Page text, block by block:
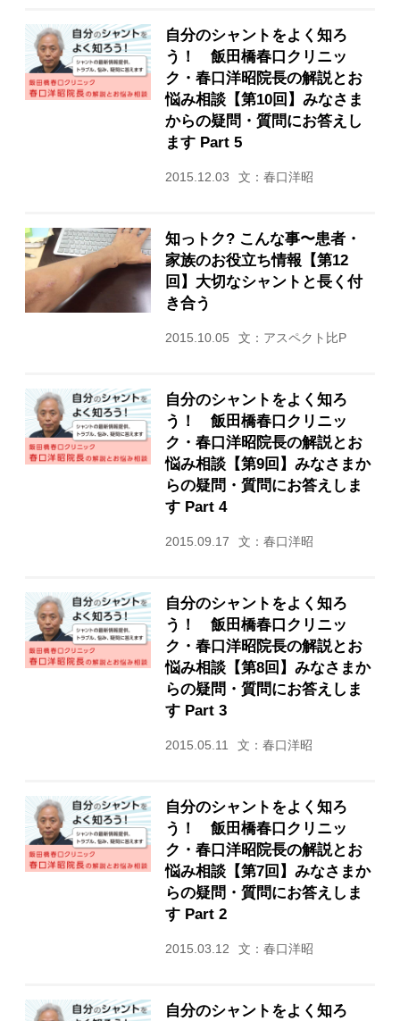
自分のシャントをよく知ろ
う！ 飯田橋春口クリニッ
ク・春口洋昭院長の解説とお
悩み相談【第10回】みなさま
からの疑問・質問にお答えし
ます Part 5
2015.12.03 文：春口洋昭
知っトク? こんな事〜患者・
家族のお役立ち情報【第12
回】大切なシャントと長く付
き合う
2015.10.05 文：アスペクト比P
自分のシャントをよく知ろ
う！ 飯田橋春口クリニッ
ク・春口洋昭院長の解説とお
悩み相談【第9回】みなさまか
らの疑問・質問にお答えしま
す Part 4
2015.09.17 文：春口洋昭
自分のシャントをよく知ろ
う！ 飯田橋春口クリニッ
ク・春口洋昭院長の解説とお
悩み相談【第8回】みなさまか
らの疑問・質問にお答えしま
す Part 3
2015.05.11 文：春口洋昭
自分のシャントをよく知ろ
う！ 飯田橋春口クリニッ
ク・春口洋昭院長の解説とお
悩み相談【第7回】みなさまか
らの疑問・質問にお答えしま
す Part 2
2015.03.12 文：春口洋昭
自分のシャントをよく知ろ